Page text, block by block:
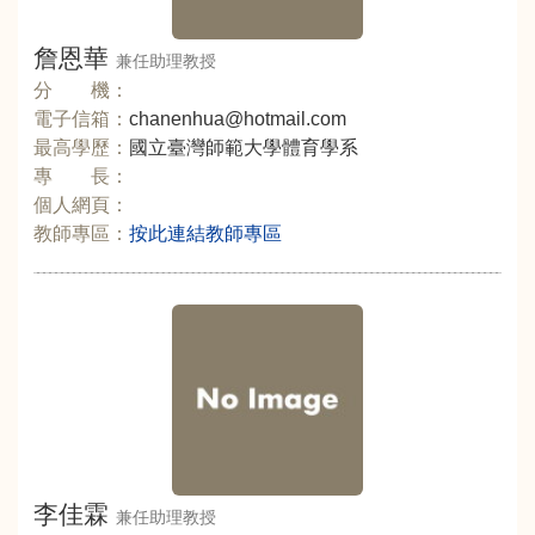
詹恩華 兼任助理教授
分 機：
電子信箱： chanenhua@hotmail.com
最高學歷： 國立臺灣師範大學體育學系
專 長：
個人網頁：
教師專區： 按此連結教師專區
李佳霖 兼任助理教授